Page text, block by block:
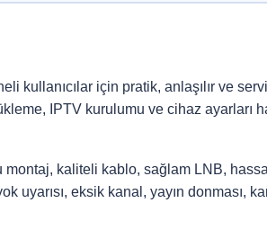
kullanıcılar için pratik, anlaşılır ve
IPTV kurulumu ve cihaz ayarları
montaj, kaliteli kablo, sağlam LNB,
uyarısı, eksik kanal, yayın donması,